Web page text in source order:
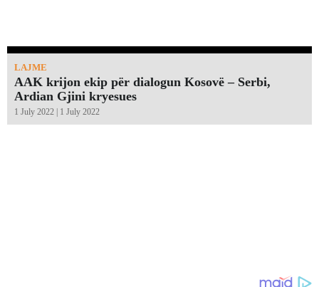
LAJME
AAK krijon ekip për dialogun Kosovë – Serbi,
Ardian Gjini kryesues
1 July 2022 | 1 July 2022